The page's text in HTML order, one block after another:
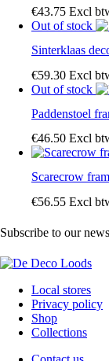
€43.75 Excl
Out of stock
Sinterklaas
€59.30 Excl
Out of stock
Paddenstoel
€46.50 Excl
Scarecrow
€56.55 Excl
Subscribe to our
Local stores
Privacy policy
Shop
Collections